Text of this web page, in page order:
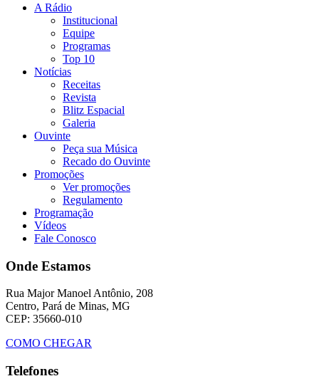
A Rádio
Institucional
Equipe
Programas
Top 10
Notícias
Receitas
Revista
Blitz Espacial
Galeria
Ouvinte
Peça sua Música
Recado do Ouvinte
Promoções
Ver promoções
Regulamento
Programação
Vídeos
Fale Conosco
Onde Estamos
Rua Major Manoel Antônio, 208
Centro, Pará de Minas, MG
CEP: 35660-010
COMO CHEGAR
Telefones